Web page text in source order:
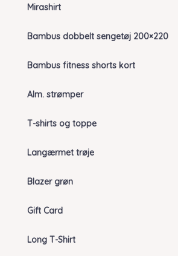
Mirashirt
Bambus dobbelt sengetøj 200×220
Bambus fitness shorts kort
Alm. strømper
T-shirts og toppe
Langærmet trøje
Blazer grøn
Gift Card
Long T-Shirt